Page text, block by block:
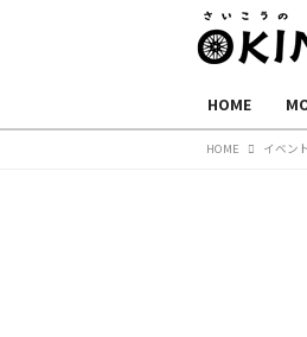
HOME
HOME イベント